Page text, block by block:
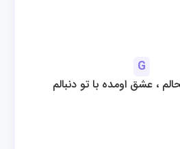
G
، عشق اومده با تو دنبالم